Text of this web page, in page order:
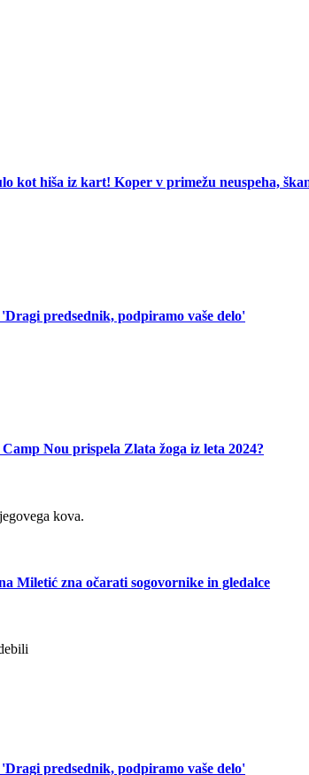
kot hiša iz kart! Koper v primežu neuspeha,
predsednik, podpiramo vaše delo'
Nou prispela Zlata žoga iz leta 2024?
kova.
Miletić zna očarati sogovornike in gledalce
predsednik, podpiramo vaše delo'